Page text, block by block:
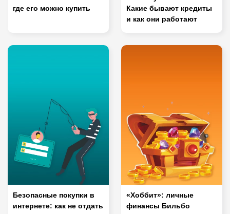
где его можно купить
Какие бывают кредиты
и как они работают
Безопасные покупки в
интернете: как не отдать
«Хоббит»: личные
финансы Бильбо